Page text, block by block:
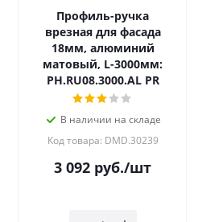
Профиль-ручка
врезная для фасада
18мм, алюминий
матовый, L-3000мм:
PH.RU08.3000.AL PR
В наличии на складе
Код товара: DMD.30239
3 092 руб./шт